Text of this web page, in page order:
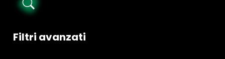
Filtri avanzati